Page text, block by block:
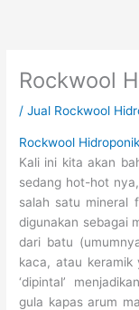
Rockwool
/Jual Rockwool
Rockwool
Kali ini kita akan
sedang hot-hot
salah satu mineral
digunakan sebagai
dari batu
kaca, atau keramik
‘dipintal’
gula kapas arum